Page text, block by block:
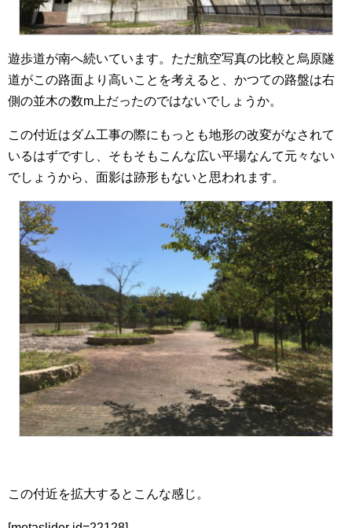
遊歩道が南へ続いています。ただ航空写真の比較と烏原隧
道がこの路面より高いことを考えると、かつての路盤は右
側の並木の数m上だったのではないでしょうか。
この付近はダム工事の際にもっとも地形の改変がなされて
いるはずですし、そもそもこんな広い平場なんて元々ない
でしょうから、面影は跡形もないと思われます。
この付近を拡大するとこんな感じ。